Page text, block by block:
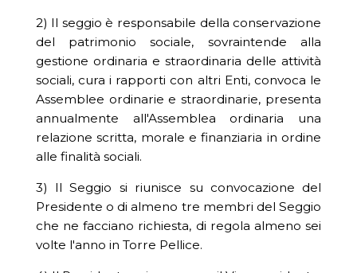
2) Il seggio è responsabile della conservazione
del patrimonio sociale, sovraintende alla
gestione ordinaria e straordinaria delle attività
sociali, cura i rapporti con altri Enti, convoca le
Assemblee ordinarie e straordinarie, presenta
annualmente all'Assemblea ordinaria una
relazione scritta, morale e finanziaria in ordine
alle finalità sociali.
3) Il Seggio si riunisce su convocazione del
Presidente o di almeno tre membri del Seggio
che ne facciano richiesta, di regola almeno sei
volte l'anno in Torre Pellice.